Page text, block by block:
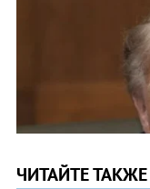
ЧИТАЙТЕ ТАКЖЕ